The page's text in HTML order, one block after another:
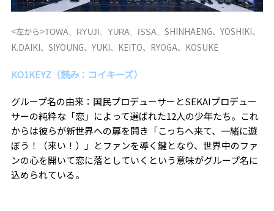
<左から>TOWA、RYUJI、YURA、ISSA、 SHINHAENG、YOSHIKI、
K.DAIKI、SIYOUNG、YUKI、KEITO、RYOGA、KOSUKE
KO1KEYZ（読み：コイキーズ）
グループ名の由来：国民プロデューサーとSEKAIプロデュー
サーの純粋な「恋」によって選ばれた12人の少年たち。これ
からは彼らが新世界への扉を開き「こっちへ来て、一緒に遊
ぼう！（来い！）」とファンを導く鍵となり、世界中のファ
ンの心を開いて恋に落としていくという意味がグループ名に
込められている。